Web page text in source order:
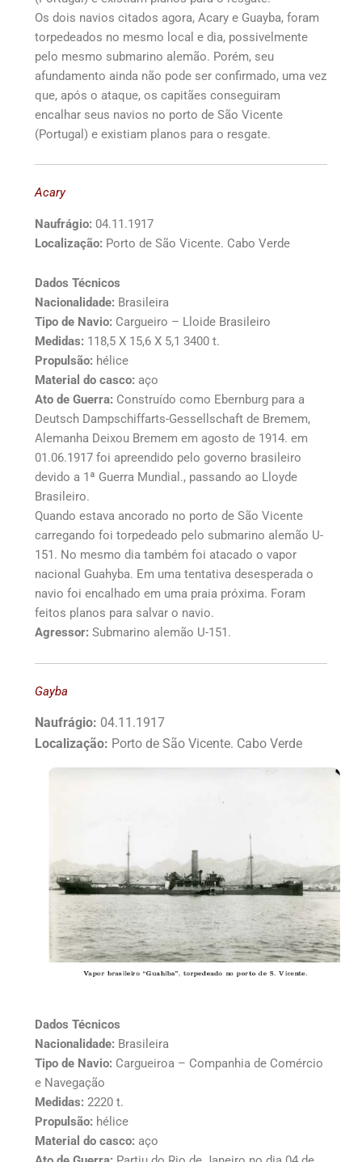
Os dois navios citados agora, Acary e Guayba, foram
torpedeados no mesmo local e dia, possivelmente
pelo mesmo submarino alemão. Porém, seu
afundamento ainda não pode ser confirmado, uma vez
que, após o ataque, os capitães conseguiram
encalhar seus navios no porto de São Vicente
(Portugal) e existiam planos para o resgate.
Acary
Naufrágio: 04.11.1917
Localização: Porto de São Vicente. Cabo Verde
Dados Técnicos
Nacionalidade: Brasileira
Tipo de Navio: Cargueiro – Lloide Brasileiro
Medidas: 118,5 X 15,6 X 5,1 3400 t.
Propulsão: hélice
Material do casco: aço
Ato de Guerra: Construído como Ebernburg para a
Deutsch Dampschiffarts-Gessellschaft de Bremem,
Alemanha Deixou Bremem em agosto de 1914. em
01.06.1917 foi apreendido pelo governo brasileiro
devido a 1ª Guerra Mundial., passando ao Lloyde
Brasileiro.
Quando estava ancorado no porto de São Vicente
carregando foi torpedeado pelo submarino alemão U-
151. No mesmo dia também foi atacado o vapor
nacional Guahyba. Em uma tentativa desesperada o
navio foi encalhado em uma praia próxima. Foram
feitos planos para salvar o navio.
Agressor: Submarino alemão U-151.
Gayba
Naufrágio: 04.11.1917
Localização: Porto de São Vicente. Cabo Verde
Dados Técnicos
Nacionalidade: Brasileira
Tipo de Navio: Cargueiroa – Companhia de Comércio
e Navegação
Medidas: 2220 t.
Propulsão: hélice
Material do casco: aço